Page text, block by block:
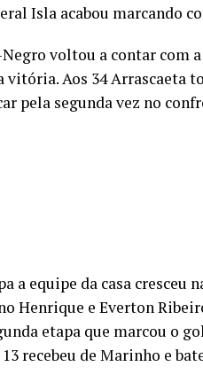
Isla acabou marcando
voltou a contar com
vitória. Aos 34 Arrascaeta
pela segunda vez no
a equipe da casa cresceu
Henrique e Everton
etapa que marcou o
13 recebeu de Marinho e